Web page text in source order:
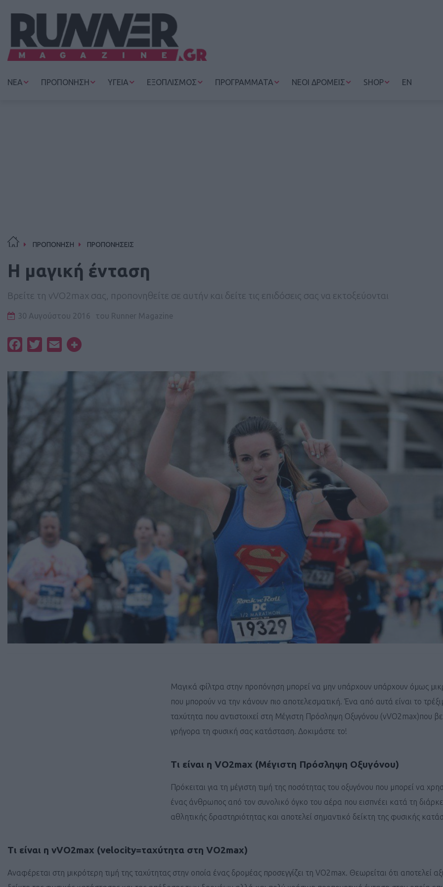
ΝΕΑ ΠΡΟΠΟΝΗΣΗ ΥΓΕΙΑ ΕΞΟΠΛΙΣΜΟΣ ΠΡΟΓΡΑΜΜΑΤΑ ΝΕΟΙ ΔΡΟΜΕΙΣ SHOP EN
ΠΡΟΠΟΝΗΣΗ ΠΡΟΠΟΝΗΣΕΙΣ
H μαγική ένταση
Βρείτε τη vVO2max σας, προπονηθείτε σε αυτήν και δείτε τις επιδόσεις σας να εκτοξεύονται
30 Αυγούστου 2016 του Runner Magazine
FacebookTwitterEmail
Μαγικά φίλτρα στην προπόνηση μπορεί να μην υπάρχουν υπάρχουν όμως
που μπορούν να την κάνουν πιο αποτελεσματική. Ένα από αυτά είναι το
ταχύτητα που αντιστοιχεί στη Μέγιστη Πρόσληψη Οξυγόνου (vVO2max)που
γρήγορα τη φυσική σας κατάσταση. Δοκιμάστε το!
Τι είναι η VO2max (Μέγιστη Πρόσληψη Οξυγόνου)
Πρόκειται για τη μέγιστη τιμή της ποσότητας του οξυγόνου που μπορεί να
ένας άνθρωπος από τον συνολικό όγκο του αέρα που εισπνέει κατά τη
αθλητικής δραστηριότητας και αποτελεί σημαντικό δείκτη της φυσικής
Τι είναι η vVO2max (velocity=ταχύτητα στη VO2max)
Αναφέρεται στη μικρότερη τιμή της ταχύτητας στην οποία ένας δρομέας προσεγγίζει τη VO2max. Θεωρείται ότι αποτελεί